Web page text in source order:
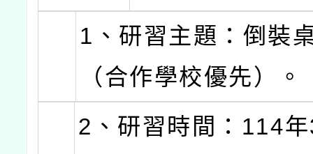
1、研習主題：倒裝
（合作學校優先）。
2、研習時間：114